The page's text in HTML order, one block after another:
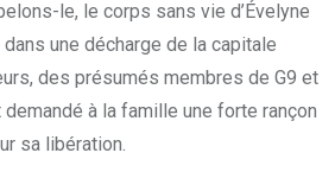
le, le corps sans vie d’Évelyne
une décharge de la capitale
des présumés membres de G9 et
à la famille une forte rançon
sa libération.